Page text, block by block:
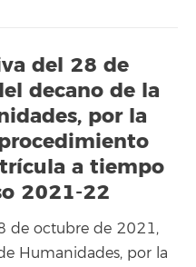
del 28 de
decano de la
por la
a tiempo
2021-22
de octubre de 2021,
Humanidades, por la